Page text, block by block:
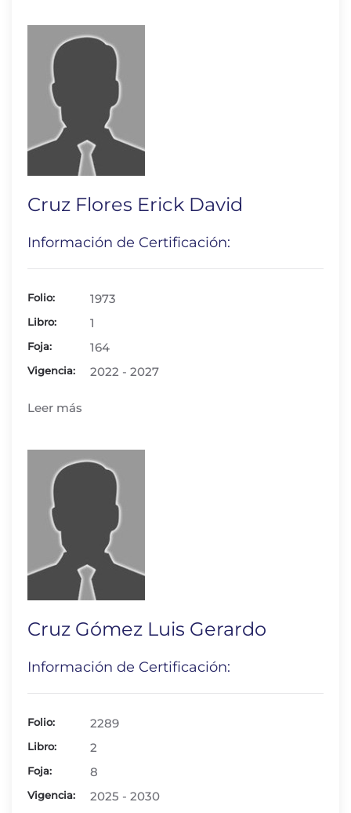
Cruz Flores Erick David
Información de Certificación:
Folio: 1973
Libro: 1
Foja: 164
Vigencia: 2022 - 2027
Leer más
Cruz Gómez Luis Gerardo
Información de Certificación:
Folio: 2289
Libro: 2
Foja: 8
Vigencia: 2025 - 2030